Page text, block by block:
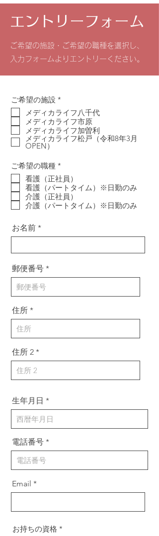
エントリーフォーム
ご希望の施設・ご希望の職種を選択し、
入力フォームよりエントリーください。
ご希望の施設 *
項
目
メディカライフ八千代
メディカライフ市原
メディカライフ加曽利
メディカライフ松戸（令和8年3月
OPEN）
ご希望の職種 *
項
目
看護（正社員）
看護（パートタイム）※日勤のみ
介護（正社員）
介護（パートタイム）※日勤のみ
お名前
郵便番号
住所
住所 2
生年月日
電話番号
Email
お持ちの資格 *